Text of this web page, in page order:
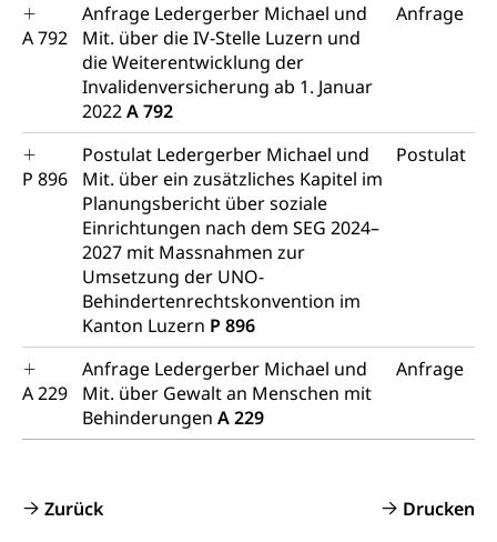
A 792
Anfrage Ledergerber Michael und
Mit. über die IV-Stelle Luzern und
die Weiterentwicklung der
Invalidenversicherung ab 1. Januar
2022A 792
Anfrage
P 896
Postulat Ledergerber Michael und
Mit. über ein zusätzliches Kapitel im
Planungsbericht über soziale
Einrichtungen nach dem SEG 2024–
2027 mit Massnahmen zur
Umsetzung der UNO-
Behindertenrechtskonvention im
Kanton Luzern P 896
Postulat
A 229
Anfrage Ledergerber Michael und
Mit. über Gewalt an Menschen mit
Behinderungen A 229
Anfrage
Zurück Drucken